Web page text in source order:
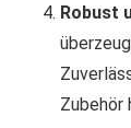
Robust
Zubehör